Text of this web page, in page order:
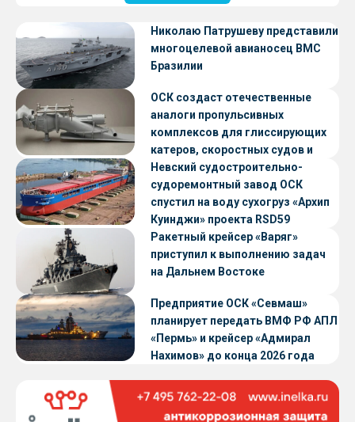
Николаю Патрушеву представили
многоцелевой авианосец ВМС
Бразилии
ОСК создаст отечественные
аналоги пропульсивных
комплексов для глиссирующих
катеров, скоростных судов и
судов с малой осадкой
Невский судостроительно-
судоремонтный завод ОСК
спустил на воду сухогруз «Архип
Куинджи» проекта RSD59
Ракетный крейсер «Варяг»
приступил к выполнению задач
на Дальнем Востоке
Предприятие ОСК «Севмаш»
планирует передать ВМФ РФ АПЛ
«Пермь» и крейсер «Адмирал
Нахимов» до конца 2026 года